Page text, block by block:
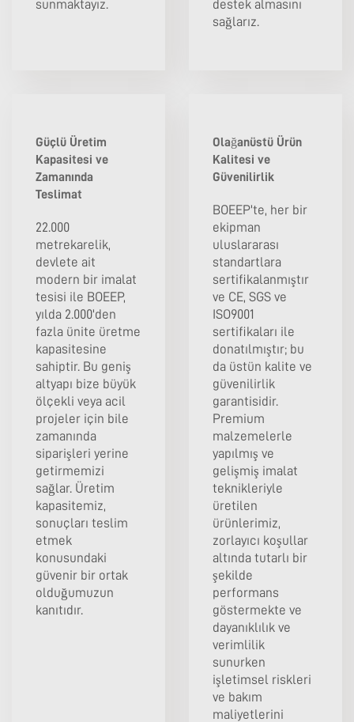
sunmaktayız.
destek almasını
sağlarız.
Güçlü Üretim
Kapasitesi ve
Zamanında
Teslimat
22.000
metrekarelik,
devlete ait
modern bir imalat
tesisi ile BOEEP,
yılda 2.000'den
fazla ünite üretme
kapasitesine
sahiptir. Bu geniş
altyapı bize büyük
ölçekli veya acil
projeler için bile
zamanında
siparişleri yerine
getirmemizi
sağlar. Üretim
kapasitemiz,
sonuçları teslim
etmek
konusundaki
güvenir bir ortak
olduğumuzun
kanıtıdır.
Olağanüstü Ürün
Kalitesi ve
Güvenilirlik
BOEEP'te, her bir
ekipman
uluslararası
standartlara
sertifikalanmıştır
ve CE, SGS ve
ISO9001
sertifikaları ile
donatılmıştır; bu
da üstün kalite ve
güvenilirlik
garantisidir.
Premium
malzemelerle
yapılmış ve
gelişmiş imalat
teknikleriyle
üretilen
ürünlerimiz,
zorlayıcı koşullar
altında tutarlı bir
şekilde
performans
göstermekte ve
dayanıklılık ve
verimlilik
sunurken
işletimsel riskleri
ve bakım
maliyetlerini